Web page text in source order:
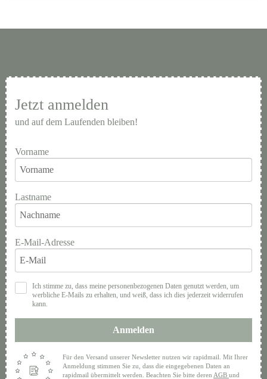
Jetzt anmelden
und auf dem Laufenden bleiben!
Vorname
Lastname
E-Mail-Adresse
Ich stimme zu, dass meine personenbezogenen Daten genutzt werden, um
werbliche E-Mails zu erhalten, und weiß, dass ich dies jederzeit widerrufen
kann.
Anmelden
Für den Versand unserer Newsletter nutzen wir rapidmail. Mit Ihrer
Anmeldung stimmen Sie zu, dass die eingegebenen Daten an
rapidmail übermittelt werden. Beachten Sie bitte deren AGB und